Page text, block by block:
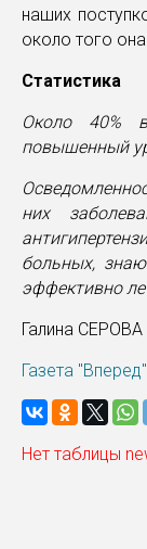
наших
около того
Статистика
Около 40%
повышенный
них
больных,
эффективно
Галина СЕРОВА
Газета "Вперед"
Нет таблицы